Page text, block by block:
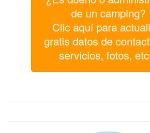
de un camping?
Clic aquí para
gratis datos de
servicios, fotos,